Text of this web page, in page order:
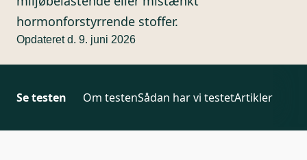
hormonforstyrrende stoffer.
Opdateret d. 9. juni 2026
Se testen Om testenSådan har vi testetArtikler